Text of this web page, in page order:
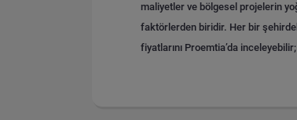
maliyetler ve bölgesel projelerin
faktörlerden biridir. Her bir
fiyatlarını Proemtia’da